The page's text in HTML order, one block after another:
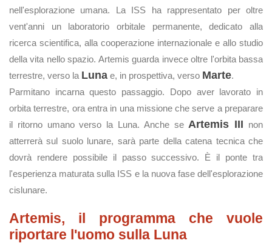
nell'esplorazione umana. La ISS ha rappresentato per oltre
vent'anni un laboratorio orbitale permanente, dedicato alla
ricerca scientifica, alla cooperazione internazionale e allo studio
della vita nello spazio. Artemis guarda invece oltre l'orbita bassa
terrestre, verso la Luna e, in prospettiva, verso Marte.
Parmitano incarna questo passaggio. Dopo aver lavorato in
orbita terrestre, ora entra in una missione che serve a preparare
il ritorno umano verso la Luna. Anche se Artemis III non
atterrerà sul suolo lunare, sarà parte della catena tecnica che
dovrà rendere possibile il passo successivo. È il ponte tra
l'esperienza maturata sulla ISS e la nuova fase dell'esplorazione
cislunare.
Artemis, il programma che vuole
riportare l'uomo sulla Luna